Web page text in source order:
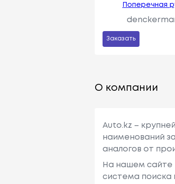
Поперечная
Заказать
О компании
Auto.kz –
наименований
аналогов от
На нашем сайте
система поиска